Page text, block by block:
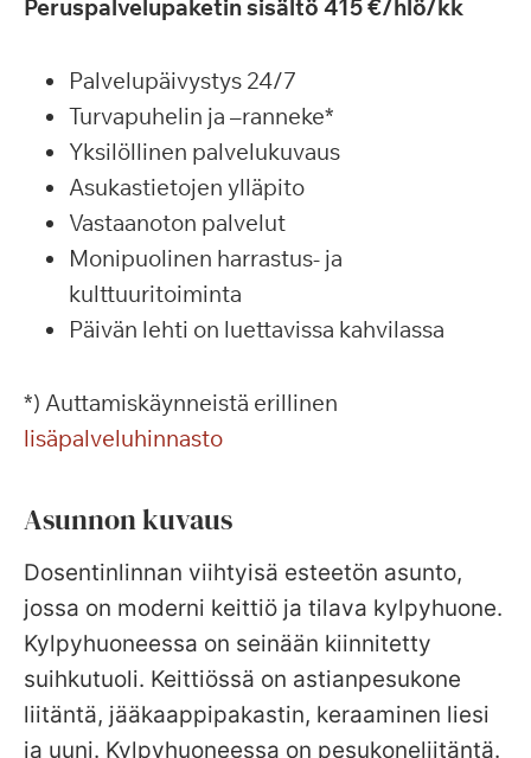
Peruspalvelupaketin sisältö 415 €/hlö/kk
Palvelupäivystys 24/7
Turvapuhelin ja –ranneke*
Yksilöllinen palvelukuvaus
Asukastietojen ylläpito
Vastaanoton palvelut
Monipuolinen harrastus- ja
kulttuuritoiminta
Päivän lehti on luettavissa kahvilassa
*) Auttamiskäynneistä erillinen
lisäpalveluhinnasto
Asunnon kuvaus
Dosentinlinnan viihtyisä esteetön asunto,
jossa on moderni keittiö ja tilava kylpyhuone.
Kylpyhuoneessa on seinään kiinnitetty
suihkutuoli. Keittiössä on astianpesukone
liitäntä, jääkaappipakastin, keraaminen liesi
ja uuni. Kylpyhuoneessa on pesukoneliitäntä.